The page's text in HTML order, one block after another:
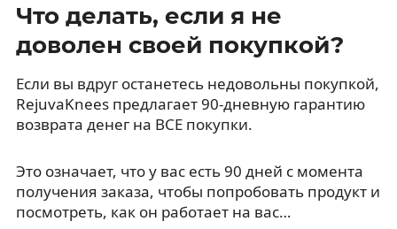
Что делать, если я не
доволен своей покупкой?
Если вы вдруг останетесь недовольны покупкой,
RejuvaKnees предлагает 90-дневную гарантию
возврата денег на ВСЕ покупки.
Это означает, что у вас есть 90 дней с момента
получения заказа, чтобы попробовать продукт и
посмотреть, как он работает на вас…